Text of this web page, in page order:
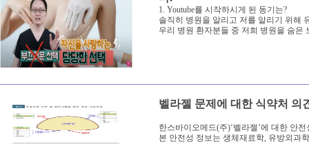
1. Youtube를 시작하시게 된 동기는?
솔직히 병원을 알리고 저를 알리기 위해
우리 병원 환자분들 중 저희 병원을 숨은
벨라젤 문제에 대한 식약처 의
한스바이오메드(주)‘벨라젤’에 대한 안
본 안전성 정보는 생체재료학, 유방외과